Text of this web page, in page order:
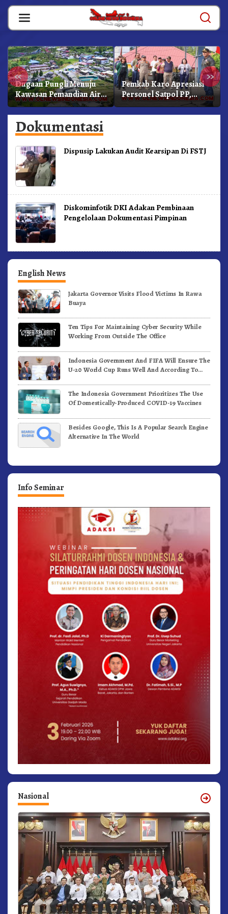
Skip
content
« »
Dugaan Pungli Menuju
Kawasan Pemandian Air
Panas Semangat Gunung
– Doulu Foto Dan
Videokan!
Pemkab Karo Apresiasi
Personel Satpol PP,
Linmas, Dan Pemadam
Kebakaran
Dokumentasi
Dispusip Lakukan Audit Kearsipan Di FSTJ
Diskominfotik DKI Adakan Pembinaan
Pengelolaan Dokumentasi Pimpinan
English News
Jakarta Governor Visits Flood Victims In Rawa
Buaya
Ten Tips For Maintaining Cyber Security While
Working From Outside The Office
Indonesia Government And FIFA Will Ensure The
U-20 World Cup Runs Well And According To
The Indonesia Government Prioritizes The Use
Of Domestically-Produced COVID-19 Vaccines
Besides Google, This Is A Popular Search Engine
Alternative In The World
Info Seminar
Nasional